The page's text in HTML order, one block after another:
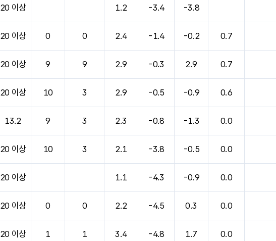
20 이상 1.2 -3.4 -3.8
20 이상 0 0 2.4 -1.4 -0.2 0.7
20 이상 9 9 2.9 -0.3 2.9 0.7
20 이상 10 3 2.9 -0.5 -0.9 0.6
13.2 9 3 2.3 -0.8 -1.3 0.0
20 이상 10 3 2.1 -3.8 -0.5 0.0
20 이상 1.1 -4.3 -0.9 0.0
20 이상 0 0 2.2 -4.5 0.3 0.0
20 이상 1 1 3.4 -4.8 1.7 0.0